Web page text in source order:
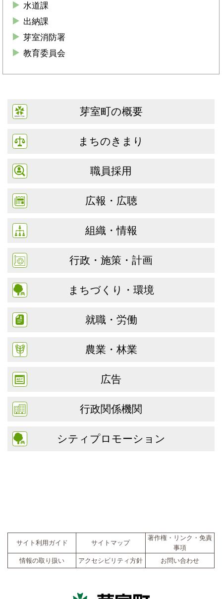
水道課
出納課
芽室消防署
教育委員会
芽室町の概要
まちのきまり
職員採用
広報・広聴
組織・情報
行政・施策・計画
まちづくり・環境
就職・労働
農業・林業
広告
行政関係機関
シティプロモーション
サイト利用ガイド サイトマップ
著作権・リンク・免責
事項
情報の取り扱い
アクセシビリティ方針 お問い合わせ